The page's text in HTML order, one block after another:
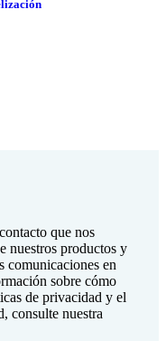
que nos
nuestros productos y
comunicaciones en
sobre cómo
de privacidad y el
consulte nuestra